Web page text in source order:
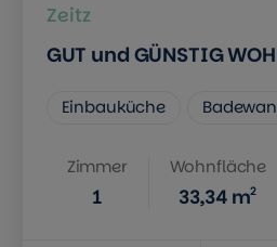
Zeitz
GUT und GÜNSTIG
Einbauküche
Zimmer
1
Wohnfläche
33,34m2